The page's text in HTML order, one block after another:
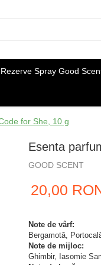
Rezerve Spray Good
for She, 10 g
Esenta
GOOD SCENT
20,00
Note de vârf:
Bergamotă,
Note de mijloc:
Ghimbir, Iasomie